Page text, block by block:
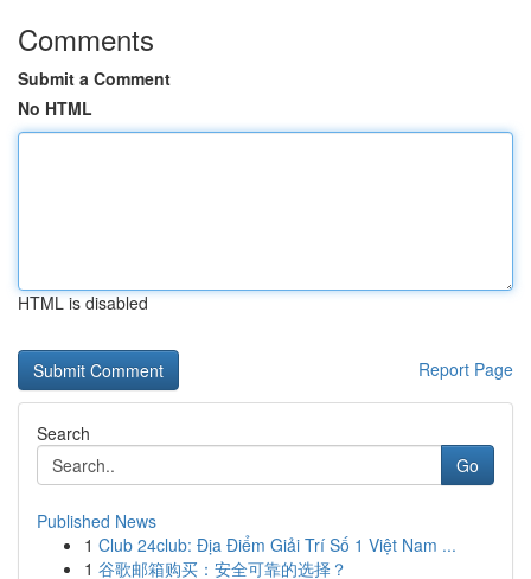
Comments
Submit a Comment
No HTML
HTML is disabled
Report Page
Search
Go
Published News
1 Club 24club: Địa Điểm Giải Trí Số 1 Việt Nam ...
1 谷歌邮箱购买：安全可靠的选择？